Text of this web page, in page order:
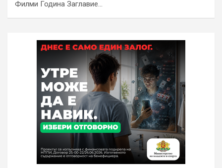
Филми Година Заглавие…